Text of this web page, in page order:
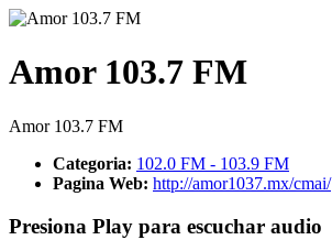
Amor 103.7 FM
Amor 103.7 FM
Categoria: 102.0 FM - 103.9 FM
Pagina Web: http://amor1037.mx/cmai/
Presiona Play para escuchar audio